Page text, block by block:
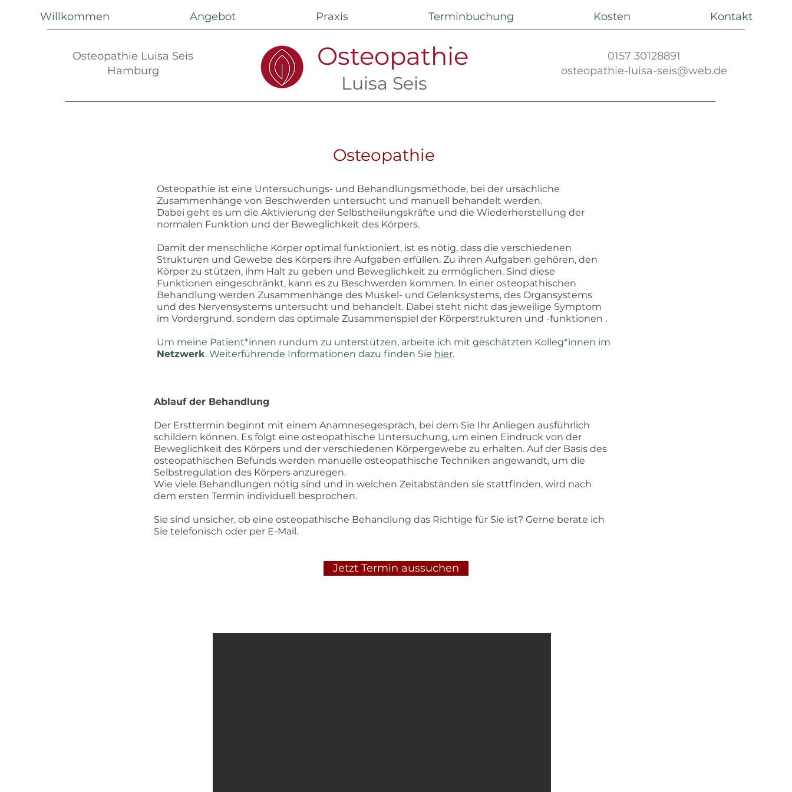
Willkommen Angebot Praxis Terminbuchung Kosten Kontakt
Osteopathie Luisa Seis
Hamburg
Osteopathie
Luisa Seis
0157 30128891
osteopathie-luisa-seis@web.de
Osteopathie
Osteopathie ist eine Untersuchungs- und Behandlungsmethode, bei der ursächliche
Zusammenhänge von Beschwerden untersucht und manuell behandelt werden.
Dabei geht es um die Aktivierung der Selbstheilungskräfte und die Wiederherstellung der
normalen Funktion und der Beweglichkeit des Körpers.
Damit der menschliche Körper optimal funktioniert, ist es nötig, dass die verschiedenen
Strukturen und Gewebe des Körpers ihre Aufgaben erfüllen. Zu ihren Aufgaben gehören, den
Körper zu stützen, ihm Halt zu geben und Beweglichkeit zu ermöglichen. Sind diese
Funktionen eingeschränkt, kann es zu Beschwerden kommen. In einer osteopathischen
Behandlung werden Zusammenhänge des Muskel- und Gelenksystems, des Organsystems
und des Nervensystems untersucht und behandelt. Dabei steht nicht das jeweilige Symptom
im Vordergrund, sondern das optimale Zusammenspiel der Körperstrukturen und -funktionen .
Um meine Patient*innen rundum zu unterstützen, arbeite ich mit geschätzten Kolleg*innen im
Netzwerk. Weiterführende Informationen dazu finden Sie hier.
Ablauf der Behandlung
Der Ersttermin beginnt mit einem Anamnesegespräch, bei dem Sie Ihr Anliegen ausführlich
schildern können. Es folgt eine osteopathische Untersuchung, um einen Eindruck von der
Beweglichkeit des Körpers und der verschiedenen Körpergewebe zu erhalten. Auf der Basis des
osteopathischen Befunds werden manuelle osteopathische Techniken angewandt, um die
Selbstregulation des Körpers anzuregen.
Wie viele Behandlungen nötig sind und in welchen Zeitabständen sie stattfinden, wird nach
dem ersten Termin individuell besprochen.
Sie sind unsicher, ob eine osteopathische Behandlung das Richtige für Sie ist? Gerne berate ich
Sie telefonisch oder per E-Mail.
Jetzt Termin aussuchen